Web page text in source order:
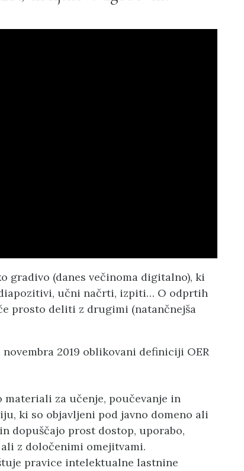
gradivo (danes večinoma digitalno), ki
učni načrti, izpiti… O odprtih
prosto deliti z drugimi (natančnejša
2019 oblikovani definiciji OER
materiali za učenje, poučevanje in
ki so objavljeni pod javno domeno ali
dopuščajo prost dostop, uporabo,
z določenimi omejitvami.
pravice intelektualne lastnine